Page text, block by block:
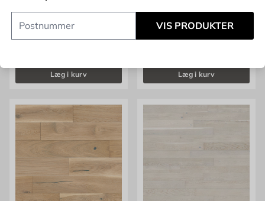
VIS PRODUKTER
Kliksystem 5G, 14x180x1800mm,
Slidlag 2,5mm, 2,26m2/pakke
Læg i kurv Læg i kurv